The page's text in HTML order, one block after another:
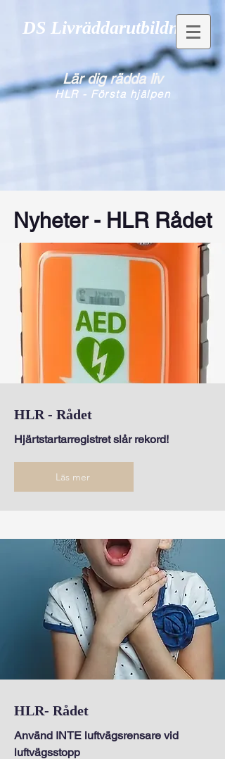
DS Livräddarutbildning
Lär dig rädda liv
HLR - Första hjälpen
Nyheter - HLR Rådet
HLR - Rådet
Hjärtstartarregistret slår rekord!
Läs mer
HLR- Rådet
Använd INTE luftvägsrensare vid
luftvägsstopp